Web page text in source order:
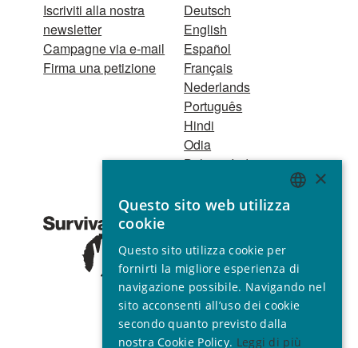
Iscriviti alla nostra
newsletter
Campagne via e-mail
Firma una petizione
Deutsch
English
Español
Français
Nederlands
Português
Hindi
Odia
Bahasa Indonesia
Registro Persone
1521 Registered
charity no. 267444 ©
2001 - 2026
Tutti i diritti riservati.
ENGLISH
SPANISH
FRENCH
ITALIAN
PORTUGUESE
×
Questo sito web utilizza
cookie
Questo sito utilizza cookie per
fornirti la migliore esperienza di
navigazione possibile. Navigando nel
sito acconsenti all’uso dei cookie
secondo quanto previsto dalla
nostra Cookie Policy. Leggi di più